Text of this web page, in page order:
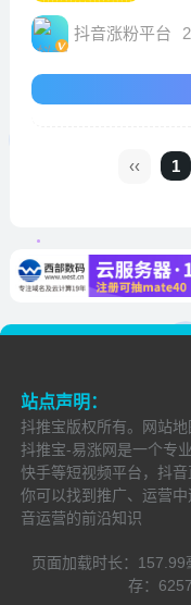
案。
抖音涨粉平台
‹‹ 1
站点声明：
抖推宝版权所有。 网站地
抖推宝-易涨网是一个专
快手等短视频平台，抖
你可以找到推广、运营
音运营的前沿知识
页面加载时长： 157.99
存：